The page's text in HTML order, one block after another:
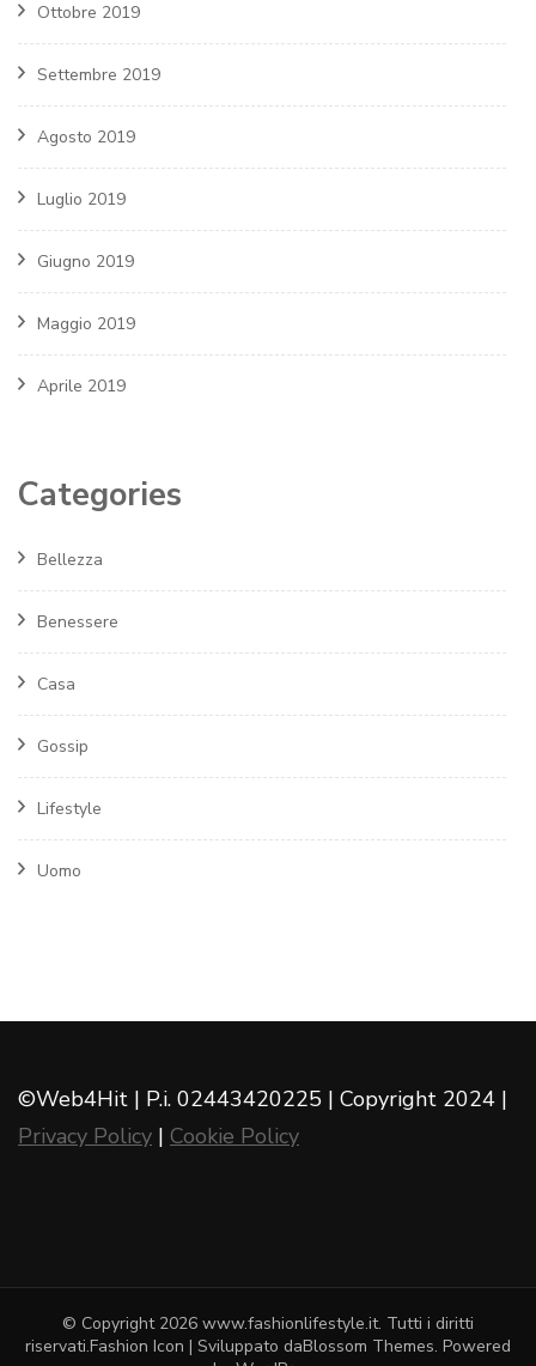
Ottobre 2019
Settembre 2019
Agosto 2019
Luglio 2019
Giugno 2019
Maggio 2019
Aprile 2019
Categories
Bellezza
Benessere
Casa
Gossip
Lifestyle
Uomo
©Web4Hit | P.i. 02443420225 | Copyright 2024 |
Privacy Policy | Cookie Policy
© Copyright 2026 www.fashionlifestyle.it. Tutti i diritti
riservati.Fashion Icon | Sviluppato daBlossom Themes. Powered